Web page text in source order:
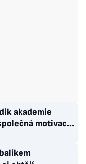
akademie
motivace.